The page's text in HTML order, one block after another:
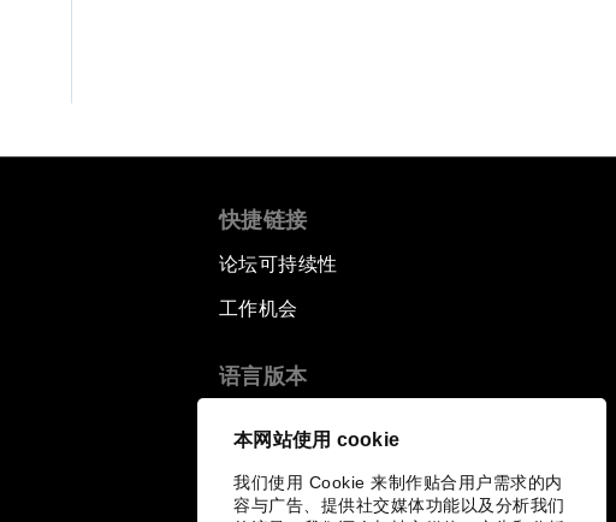
本网站使用 cookie
我们使用 Cookie 来制作贴合用户需求的内
容与广告、提供社交媒体功能以及分析我们
快捷链接
论坛可持续性
工作机会
语言版本